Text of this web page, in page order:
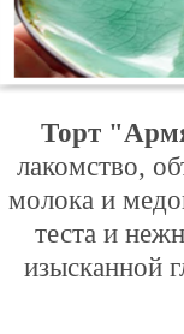
Торт
лакомство,
молока и
теста и
изысканной